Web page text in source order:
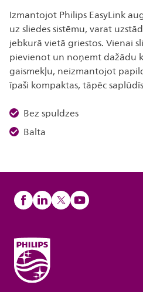
Izmantojot Philips EasyLink
uz sliedes sistēmu, varat
jebkurā vietā griestos. Vienai
pievienot un noņemt dažādu
gaismekļu, neizmantojot
īpaši kompaktas, tāpēc
Bez spuldzes
Balta